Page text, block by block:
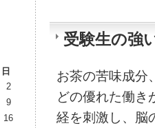
受験生の強
お茶の苦味成分
どの優れた働き
経を刺激し、脳
日
2
9
16